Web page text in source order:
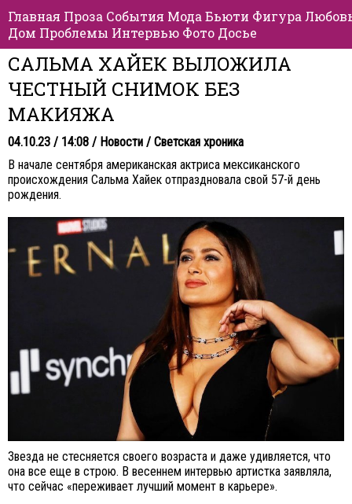
Главная Проза События Мода Бьюти Фигура
Дом Проблемы Интервью Фото Досье
САЛЬМА ХАЙЕК ВЫЛОЖИЛА
ЧЕСТНЫЙ СНИМОК БЕЗ
МАКИЯЖА
04.10.23 / 14:08 / Новости / Светская хроника
В начале сентября американская актриса мексиканского
происхождения Сальма Хайек отпраздновала свой 57-й день
рождения.
Звезда не стесняется своего возраста и даже удивляется, что
она все еще в строю. В весеннем интервью артистка заявляла,
что сейчас «переживает лучший момент в карьере».